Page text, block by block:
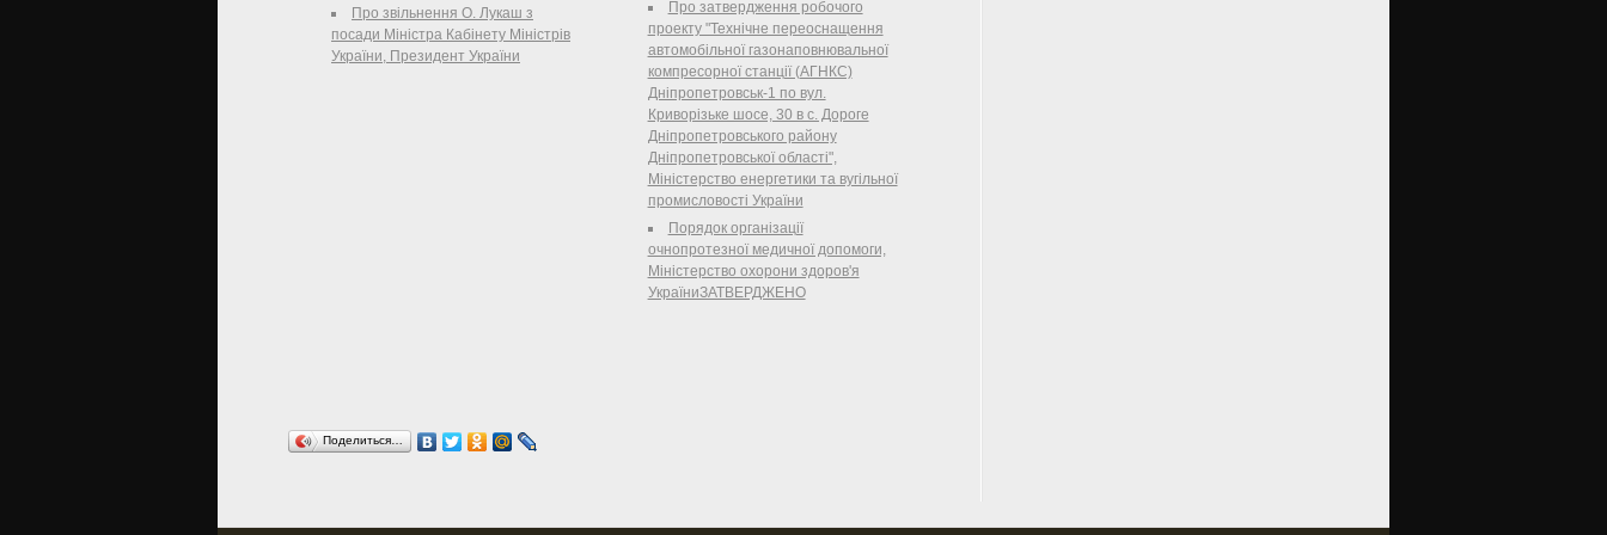
17.06.2013 № 256/13), НАКАЗУЮ:
Про звільнення О. Лукаш з
посади Міністра Кабінету Міністрів
України, Президент України
деяких наказів Державного комітету України з
питань регуляторної політики та
підприємництва, Міністерства аграрної
політики України
Про затвердження робочого
проекту "Технічне переоснащення
автомобільної газонаповнювальної
компресорної станції (АГНКС)
Дніпропетровськ-1 по вул.
Криворізьке шосе, 30 в с. Дороге
Дніпропетровського району
Дніпропетровської області",
Міністерство енергетики та вугільної
промисловості України
Порядок організації
очнопротезної медичної допомоги,
Міністерство охорони здоров'я
УкраїниЗАТВЕРДЖЕНО
Поделиться…